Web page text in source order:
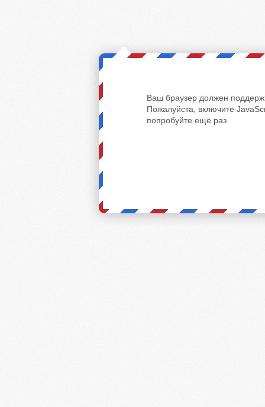
Ваш браузер должен
Пожалуйста, включите
попробуйте ещё раз